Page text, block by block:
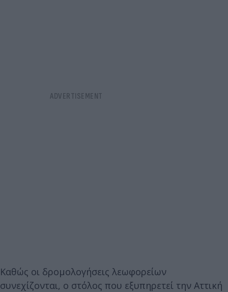
Καθώς οι δρομολογήσεις λεωφορείων
συνεχίζονται, ο στόλος που εξυπηρετεί την Αττική